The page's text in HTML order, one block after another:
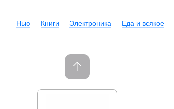
Нью Книги Электроника Еда и всякое